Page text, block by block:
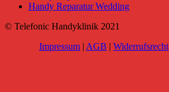
Handy Reparatur Wedding
© Telefonic Handyklinik 2021
Impressum | AGB | Widerrufsrecht